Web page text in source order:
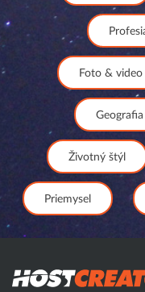
Foto &
Geografia
Životný štýl
Priemysel